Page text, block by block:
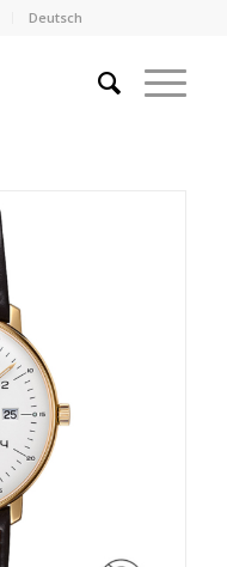
Deutsch